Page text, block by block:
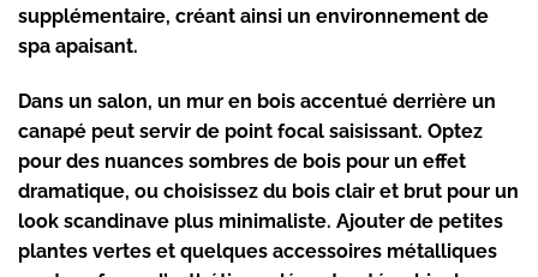
supplémentaire, créant ainsi un environnement de
spa apaisant.
Dans un salon, un mur en bois accentué derrière un
canapé peut servir de point focal saisissant. Optez
pour des nuances sombres de bois pour un effet
dramatique, ou choisissez du bois clair et brut pour un
look scandinave plus minimaliste. Ajouter de petites
plantes vertes et quelques accessoires métalliques